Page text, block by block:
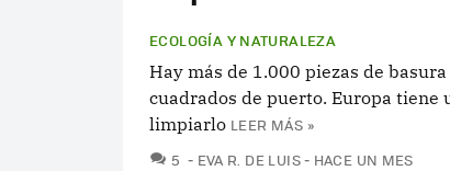
ECOLOGÍA Y NATURALEZA
Hay más de 1.000 piezas de
cuadrados de puerto. Europa tiene
limpiarlo LEER MÁS »
5 COMENTARIOS
EVA R. DE LUIS HACE UN MES